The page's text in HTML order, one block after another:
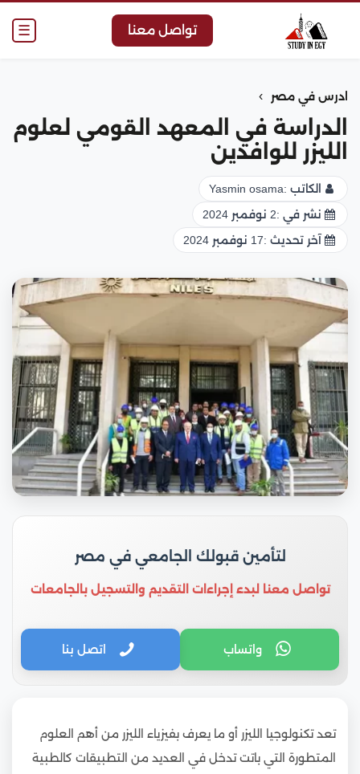
☰ تواصل معنا
ادرس في مصر ›
الدراسة في المعهد القومي لعلوم
الليزر للوافدين
الكاتب :Yasmin osama
نشر في :2 نوفمبر 2024
آخر تحديث :17 نوفمبر 2024
لتأمين قبولك الجامعي في مصر
تواصل معنا لبدء إجراءات التقديم والتسجيل بالجامعات
واتساب اتصل بنا
تعد تكنولوجيا الليزر أو ما يعرف بفيزياء الليزر من أهم العلوم
المتطورة التي باتت تدخل في العديد من التطبيقات كالطبية